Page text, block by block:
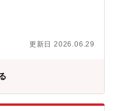
。【同社について】・三
を開始したことを契機に
どの社会インフラ、船
3月期決算で受注高
するなど、プロジェクト
っていただきます。【半
プロジェクトで得られた
り組んでいただきます。
目指します。【本ポジシ
クトの良し悪しを決める
価を担う立場です。・プ
善アドバイス、また決裁
更新日 2026.06.29